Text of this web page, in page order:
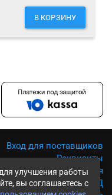
улучшения работы
вы соглашаетесь с
В КОРЗИНУ
Вход для поставщиков
Реквизиты
Условия использования
Политика обработки ПД